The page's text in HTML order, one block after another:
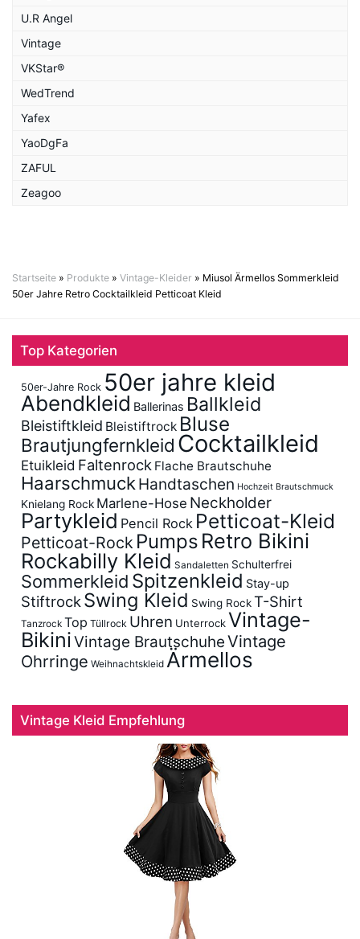
U.R Angel
Vintage
VKStar®
WedTrend
Yafex
YaoDgFa
ZAFUL
Zeagoo
Startseite » Produkte » Vintage-Kleider » Miusol Ärmellos Sommerkleid
50er Jahre Retro Cocktailkleid Petticoat Kleid
Top Kategorien
50er-Jahre Rock 50er jahre kleid
Abendkleid Ballerinas Ballkleid
Bleistiftkleid Bleistiftrock Bluse
Brautjungfernkleid Cocktailkleid
Etuikleid Faltenrock Flache Brautschuhe
Haarschmuck Handtaschen Hochzeit Brautschmuck
Knielang Rock Marlene-Hose Neckholder
Partykleid Pencil Rock Petticoat-Kleid
Petticoat-Rock Pumps Retro Bikini
Rockabilly Kleid Sandaletten Schulterfrei
Sommerkleid Spitzenkleid Stay-up
Stiftrock Swing Kleid Swing RockT-Shirt
Tanzrock Top Tüllrock Uhren UnterrockVintage-
BikiniVintage BrautschuheVintage
Ohrringe Weihnachtskleid Ärmellos
Vintage Kleid Empfehlung